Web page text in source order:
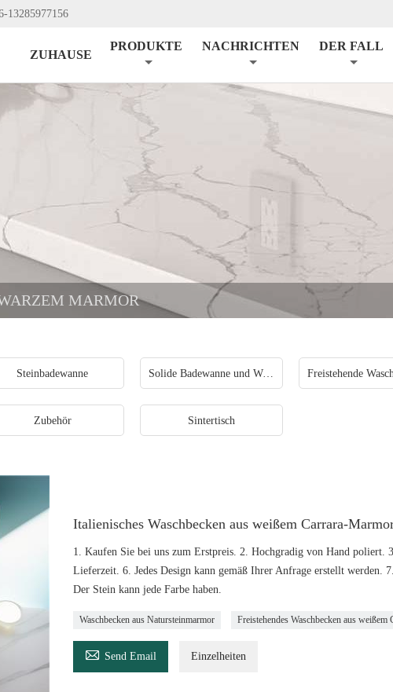
13285977156
ZUHAUSE
PRODUKTE NACHRICHTEN DER FALL
MARMOR
Steinbadewanne Solide Badewanne und Waschbecken
Zubehör Sintertisch
Italienisches Waschbecken aus weißem Carrara-
1. Kaufen Sie bei uns zum Erstpreis. 2. Hochgradig von Hand
Lieferzeit. 6. Jedes Design kann gemäß Ihrer Anfrage erstellt werden.
Der Stein kann jede Farbe haben.
Waschbecken aus Natursteinmarmor Freistehendes Waschbecken aus weißem
 Send Email Einzelheiten